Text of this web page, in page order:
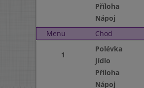
Příloha
Nápoj
Menu
Chod
1
Polévka
Jídlo
Příloha
Nápoj